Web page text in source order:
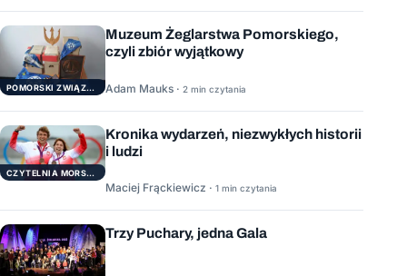
POMORSKI ZWIĄZEK ŻEGLARSKI
Muzeum Żeglarstwa Pomorskiego,
czyli zbiór wyjątkowy
Adam Mauks · 2 min czytania
CZYTELNIA MORSKA
Kronika wydarzeń, niezwykłych historii
i ludzi
Maciej Frąckiewicz · 1 min czytania
Trzy Puchary, jedna Gala